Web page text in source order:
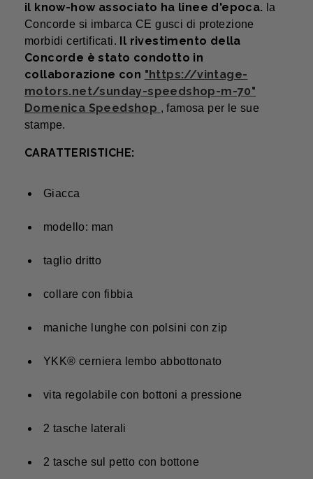
il know-how associato ha linee d'epoca. la
Concorde si imbarca CE gusci di protezione
morbidi certificati. Il rivestimento della
Concorde è stato condotto in
collaborazione con "https://vintage-
motors.net/sunday-speedshop-m-70"
Domenica Speedshop , famosa per le sue
stampe.
CARATTERISTICHE:
Giacca
modello: man
taglio dritto
collare con fibbia
maniche lunghe con polsini con zip
YKK® cerniera lembo abbottonato
vita regolabile con bottoni a pressione
2 tasche laterali
2 tasche sul petto con bottone